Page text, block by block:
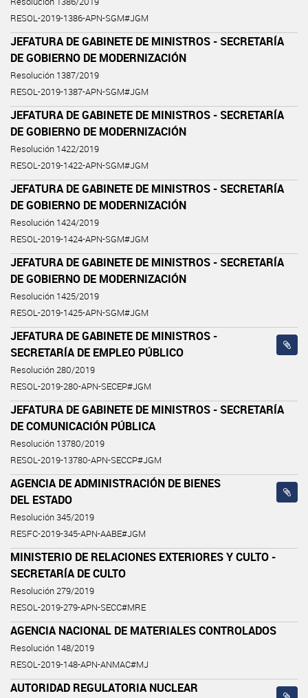
RESOL-2019-1386-APN-SGM#JGM
JEFATURA DE GABINETE DE MINISTROS - SECRETARÍA
DE GOBIERNO DE MODERNIZACIÓN
Resolución 1387/2019
RESOL-2019-1387-APN-SGM#JGM
JEFATURA DE GABINETE DE MINISTROS - SECRETARÍA
DE GOBIERNO DE MODERNIZACIÓN
Resolución 1422/2019
RESOL-2019-1422-APN-SGM#JGM
JEFATURA DE GABINETE DE MINISTROS - SECRETARÍA
DE GOBIERNO DE MODERNIZACIÓN
Resolución 1424/2019
RESOL-2019-1424-APN-SGM#JGM
JEFATURA DE GABINETE DE MINISTROS - SECRETARÍA
DE GOBIERNO DE MODERNIZACIÓN
Resolución 1425/2019
RESOL-2019-1425-APN-SGM#JGM
JEFATURA DE GABINETE DE MINISTROS -
SECRETARÍA DE EMPLEO PÚBLICO
Resolución 280/2019
RESOL-2019-280-APN-SECEP#JGM
JEFATURA DE GABINETE DE MINISTROS - SECRETARÍA
DE COMUNICACIÓN PÚBLICA
Resolución 13780/2019
RESOL-2019-13780-APN-SECCP#JGM
AGENCIA DE ADMINISTRACIÓN DE BIENES
DEL ESTADO
Resolución 345/2019
RESFC-2019-345-APN-AABE#JGM
MINISTERIO DE RELACIONES EXTERIORES Y CULTO -
SECRETARÍA DE CULTO
Resolución 279/2019
RESOL-2019-279-APN-SECC#MRE
AGENCIA NACIONAL DE MATERIALES CONTROLADOS
Resolución 148/2019
RESOL-2019-148-APN-ANMAC#MJ
AUTORIDAD REGULATORIA NUCLEAR